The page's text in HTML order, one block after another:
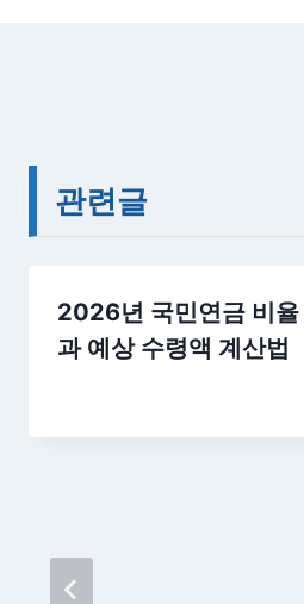
관련글
2026년 국민연금 비율
과 예상 수령액 계산법